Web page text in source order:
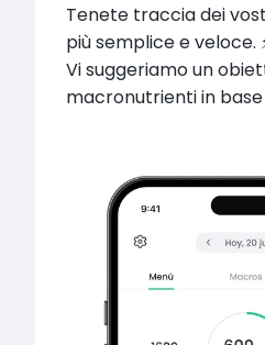
Tenete traccia dei
più semplice e veloce.
Vi suggeriamo un
macronutrienti in